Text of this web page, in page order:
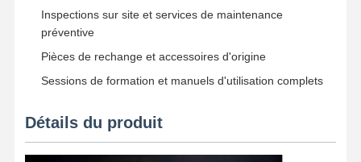
Inspections sur site et services de maintenance
préventive
Pièces de rechange et accessoires d'origine
Sessions de formation et manuels d'utilisation complets
Détails du produit